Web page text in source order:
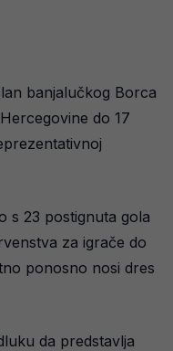
banjalučkog Borca
do 17
s 23 postignuta gola
za igrače do
ponosno nosi dres
da predstavlja